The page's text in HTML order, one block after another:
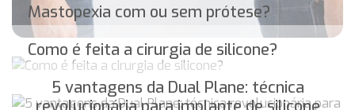
Mastopexia com ou sem prótese?
Como é feita a cirurgia de silicone?
5 vantagens da Dual Plane: técnica